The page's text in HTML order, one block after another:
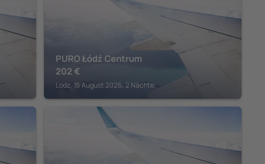
PURO Łódź Centrum
202 €
Lodz, 15 August 2026, 2 Nächte